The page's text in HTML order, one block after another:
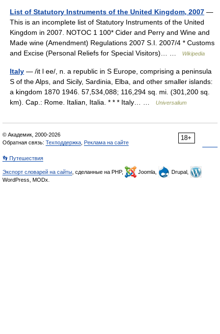
List of Statutory Instruments of the United Kingdom, 2007 —
This is an incomplete list of Statutory Instruments of the United
Kingdom in 2007. NOTOC 1 100* Cider and Perry and Wine and
Made wine (Amendment) Regulations 2007 S.I. 2007/4 * Customs
and Excise (Personal Reliefs for Special Visitors)… …
Wikipedia
Italy — /it l ee/, n. a republic in S Europe, comprising a peninsula
S of the Alps, and Sicily, Sardinia, Elba, and other smaller islands:
a kingdom 1870 1946. 57,534,088; 116,294 sq. mi. (301,200 sq.
km). Cap.: Rome. Italian, Italia. * * * Italy… …
Universalium
18+
© Академик, 2000-2026
Обратная связь: Техподдержка Реклама на сайте
👣 Путешествия
Экспорт словарей на сайты , сделанные на PHP, Joomla,
Drupal,
WordPress, MODx.